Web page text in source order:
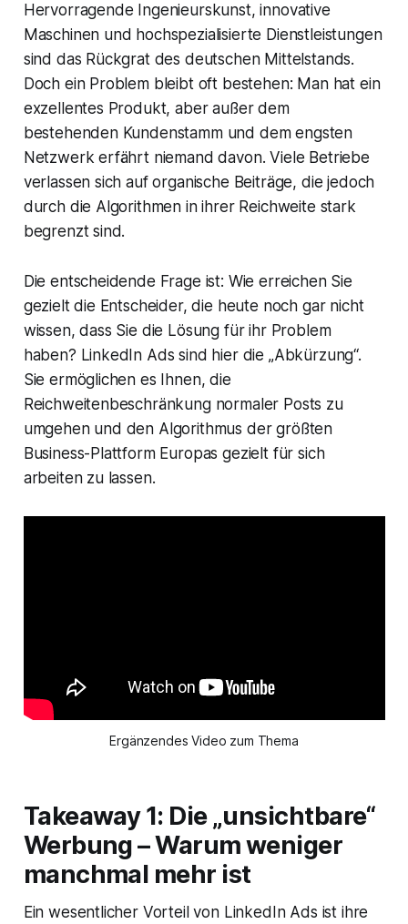
Hervorragende Ingenieurskunst, innovative
Maschinen und hochspezialisierte Dienstleistungen
sind das Rückgrat des deutschen Mittelstands.
Doch ein Problem bleibt oft bestehen: Man hat ein
exzellentes Produkt, aber außer dem
bestehenden Kundenstamm und dem engsten
Netzwerk erfährt niemand davon. Viele Betriebe
verlassen sich auf organische Beiträge, die jedoch
durch die Algorithmen in ihrer Reichweite stark
begrenzt sind.
Die entscheidende Frage ist: Wie erreichen Sie
gezielt die Entscheider, die heute noch gar nicht
wissen, dass Sie die Lösung für ihr Problem
haben? LinkedIn Ads sind hier die „Abkürzung“.
Sie ermöglichen es Ihnen, die
Reichweitenbeschränkung normaler Posts zu
umgehen und den Algorithmus der größten
Business-Plattform Europas gezielt für sich
arbeiten zu lassen.
Ergänzendes Video zum Thema
Takeaway 1: Die „unsichtbare“
Werbung – Warum weniger
manchmal mehr ist
Ein wesentlicher Vorteil von LinkedIn Ads ist ihre